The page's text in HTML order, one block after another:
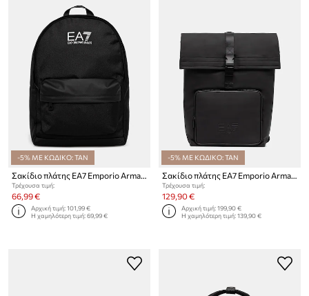
-5% ΜΕ ΚΩΔΙΚΟ: TAN
Τρέχουσα τιμή:
66,99 €
Αρχική τιμή:101,99 €
Η χαμηλότερη τιμή:69,99 €
-5% ΜΕ ΚΩΔΙΚΟ: TAN
Τρέχουσα τιμή:
129,90 €
Αρχική τιμή:199,90 €
Η χαμηλότερη τιμή:139,90 €